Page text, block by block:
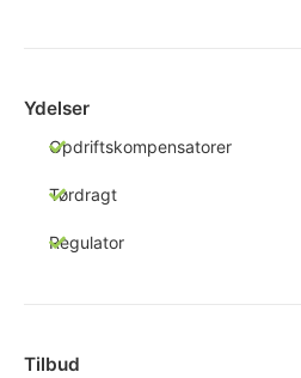
Ydelser
Opdriftskompensatorer
Tørdragt
Regulator
Tilbud